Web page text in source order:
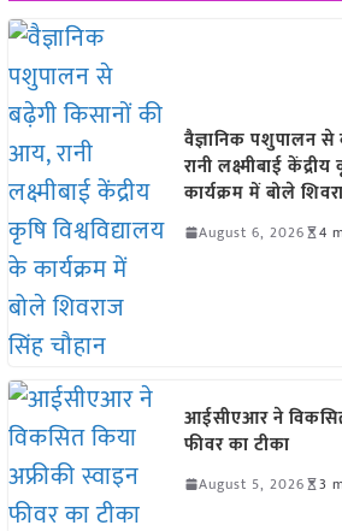
वैज्ञानिक पशुपालन
रानी लक्ष्मीबाई
कार्यक्रम में बोले
August 6, 2026 4
आईसीएआर ने
फीवर का टीका
August 5, 2026 3